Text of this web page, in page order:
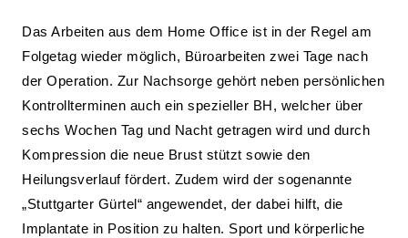
Das Arbeiten aus dem Home Office ist in der Regel am
Folgetag wieder möglich, Büroarbeiten zwei Tage nach
der Operation. Zur Nachsorge gehört neben persönlichen
Kontrollterminen auch ein spezieller BH, welcher über
sechs Wochen Tag und Nacht getragen wird und durch
Kompression die neue Brust stützt sowie den
Heilungsverlauf fördert. Zudem wird der sogenannte
„Stuttgarter Gürtel“ angewendet, der dabei hilft, die
Implantate in Position zu halten. Sport und körperliche